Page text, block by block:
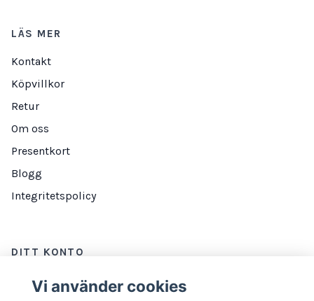
LÄS MER
Kontakt
Köpvillkor
Retur
Om oss
Presentkort
Blogg
Integritetspolicy
DITT KONTO
Logga in
Vi använder cookies